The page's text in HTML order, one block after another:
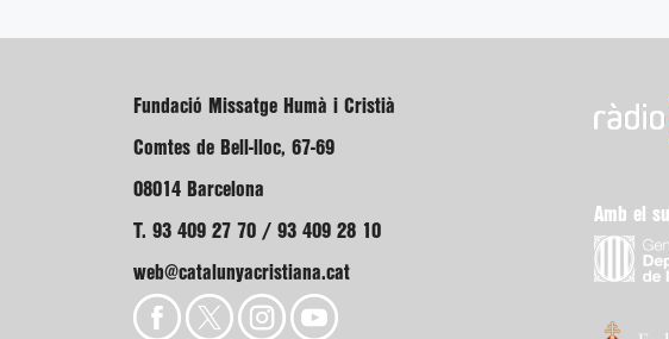
Fundació Missatge Humà i Cristià
Comtes de Bell-lloc, 67-69
08014 Barcelona
T. 93 409 27 70 / 93 409 28 10
web@catalunyacristiana.cat
Amb el